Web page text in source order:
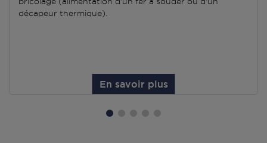
décapeur thermique).
En savoir plus